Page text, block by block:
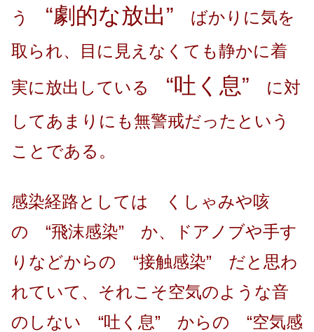
う “劇的な放出” ばかりに気を
取られ、目に見えなくても静かに着
実に放出している “吐く息” に対
してあまりにも無警戒だったという
ことである。
感染経路としては くしゃみや咳
の “飛沫感染” か、ドアノブや手す
りなどからの “接触感染” だと思わ
れていて、それこそ空気のような音
のしない “吐く息” からの “空気感